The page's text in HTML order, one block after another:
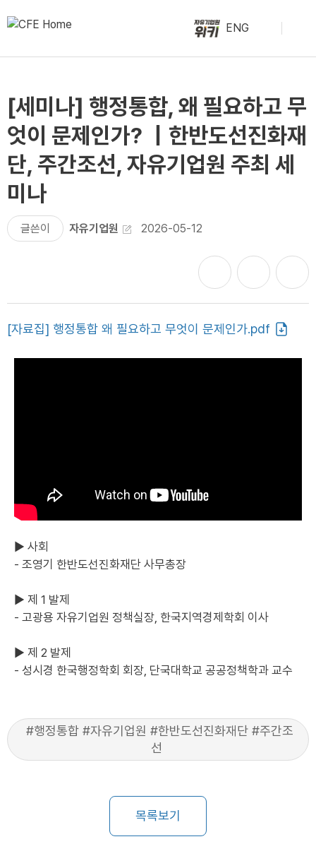
ENG
[세미나] 행정통합, 왜 필요하고 무
엇이 문제인가? ｜한반도선진화재
단, 주간조선, 자유기업원 주최 세
미나
글쓴이 자유기업원 2026-05-12
[자료집] 행정통합 왜 필요하고 무엇이 문제인가.pdf
▶ 사회
- 조영기 한반도선진화재단 사무총장
▶ 제 1 발제
- 고광용 자유기업원 정책실장, 한국지역경제학회 이사
▶ 제 2 발제
- 성시경 한국행정학회 회장, 단국대학교 공공정책학과 교수
#행정통합 #자유기업원 #한반도선진화재단 #주간조
선
목록보기